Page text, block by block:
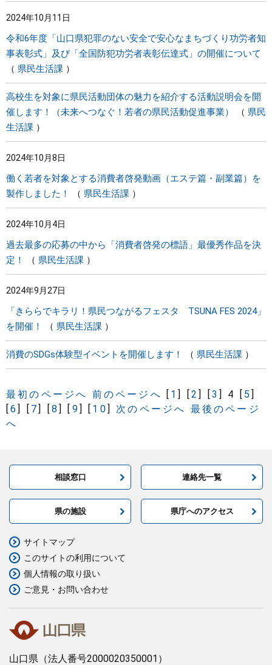
2024年10月11日
令和6年度「山口県犯罪のない安全で安心なまちづくり功労者知
事表彰式」及び「全国防犯功労者表彰伝達式」の開催について
県民生活課
高校生を対象に県民活動団体の魅力を紹介する活動説明会を開
催します！（未来へつなぐ！若者の県民活動促進事業）
県民
生活課
2024年10月8日
働く若者を対象とする消費者啓発動画（エステ篇・副業篇）を
製作しました！
県民生活課
2024年10月4日
過去最多の応募の中から「消費者啓発の標語」最優秀作品を決
定！
県民生活課
2024年9月27日
「きららでキラリ！県民つながるフェスタ TSUNA FES 2024」
を開催！
県民生活課
消費のSDGs体験型イベントを開催します！ 県民生活課
最初のページへ 前のページへ [ 1] [2] [3] 4 [ 5]
[6] [ 7] [8] [ 9] [ 10] 次のページへ 最後のページ
へ
相談窓口 連絡先一覧
県の施設 県庁へのアクセス
山口県 （法人番号2000020350001）
サイトマップ
このサイトの利用について
個人情報の取り扱い
ご意見・お問い合わせ